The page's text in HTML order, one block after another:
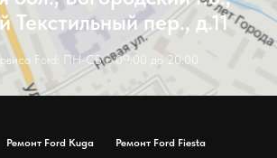
Текстильный пер., д.11
Ford: ПН-СБ с 09:00 до 20:00
Ремонт Ford Kuga
Ремонт Ford Fiesta